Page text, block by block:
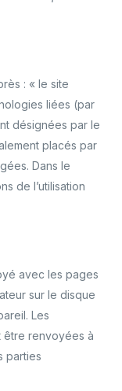
: « le site
liées (par
désignées par le
placés par
Dans le
de l’utilisation
avec les pages
sur le disque
Les
être renvoyées à
parties